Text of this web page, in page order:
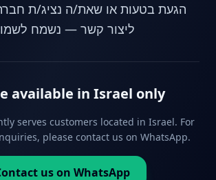
הגעת בטעות או שאת/ה נציג/ת
ליצור קשר — נשמח
available in Israel only
serves customers located in Israel. For
please contact us on WhatsApp.
us on WhatsApp